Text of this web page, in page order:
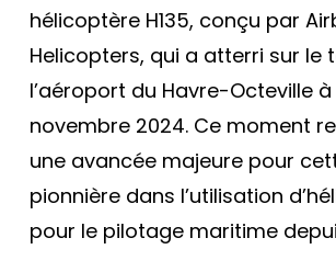
hélicoptère H135, conçu par
Helicopters, qui a atterri sur le
l’aéroport du Havre-Octeville à
novembre 2024. Ce moment
une avancée majeure pour
pionnière dans l’utilisation
pour le pilotage maritime